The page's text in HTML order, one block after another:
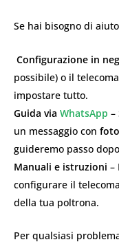
Se hai bisogno di
Configurazione in
possibile) o il
impostare tutto.
Guida via WhatsApp –
un messaggio con
guideremo passo
Manuali e istruzioni –
configurare il
della tua poltrona.
Per qualsiasi